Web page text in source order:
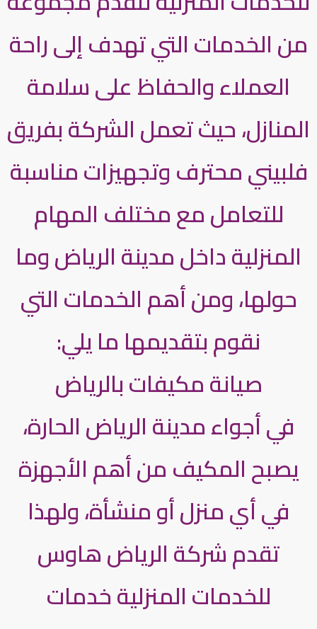
من الخدمات التي تهدف إلى راحة
العملاء والحفاظ على سلامة
المنازل، حيث تعمل الشركة بفريق
فلبيني محترف وتجهيزات مناسبة
للتعامل مع مختلف المهام
المنزلية داخل مدينة الرياض وما
حولها، ومن أهم الخدمات التي
نقوم بتقديمها ما يلي:
صيانة مكيفات بالرياض
في أجواء مدينة الرياض الحارة،
يصبح المكيف من أهم الأجهزة
في أي منزل أو منشأة، ولهذا
تقدم شركة الرياض هاوس
للخدمات المنزلية خدمات